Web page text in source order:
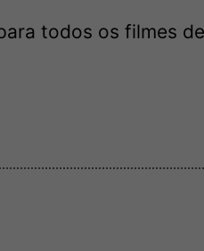
todos os filmes